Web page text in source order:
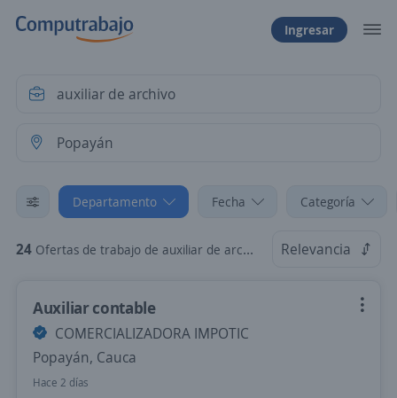
Ingresar
Departamento Fecha Categoría
24 Ofertas de trabajo de auxiliar de archivo en Popayán, Cauca Relevancia
Auxiliar contable
COMERCIALIZADORA IMPOTIC
Popayán, Cauca
Hace 2 días